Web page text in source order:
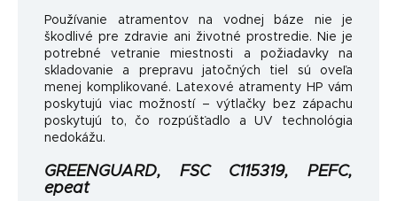
Používanie atramentov na vodnej báze nie je
škodlivé pre zdravie ani životné prostredie. Nie je
potrebné vetranie miestnosti a požiadavky na
skladovanie a prepravu jatočných tiel sú oveľa
menej komplikované. Latexové atramenty HP vám
poskytujú viac možností – výtlačky bez zápachu
poskytujú to, čo rozpúšťadlo a UV technológia
nedokážu.
GREENGUARD, FSC C115319, PEFC,
epeat